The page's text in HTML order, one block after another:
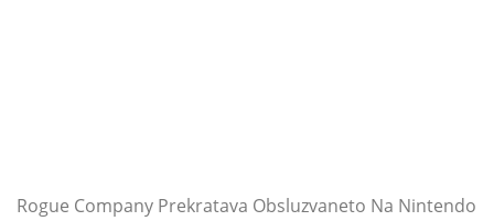
Rogue Company Prekratava Obsluzvaneto Na Nintendo